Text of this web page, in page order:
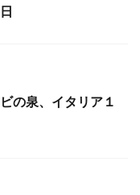
の泉、イタリア１